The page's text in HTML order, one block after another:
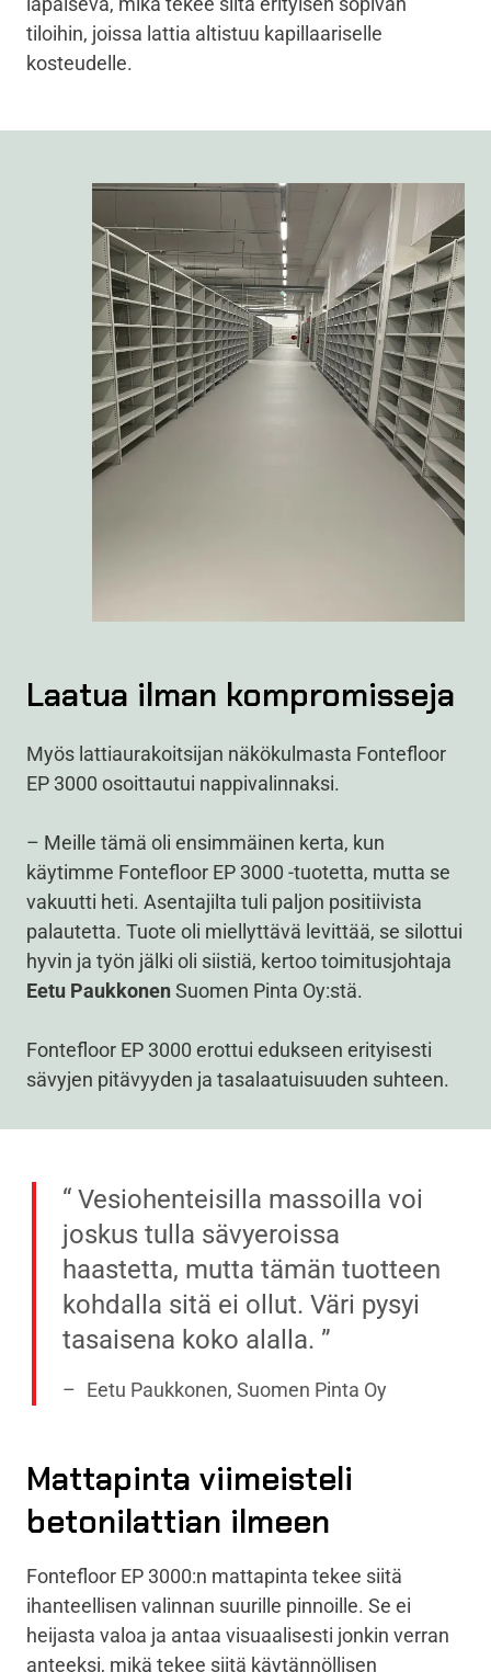
tiloihin, joissa lattia altistuu kapillaariselle
kosteudelle.
Laatua ilman kompromisseja
Myös lattiaurakoitsijan näkökulmasta Fontefloor
EP 3000 osoittautui nappivalinnaksi.
– Meille tämä oli ensimmäinen kerta, kun
käytimme Fontefloor EP 3000 -tuotetta, mutta se
vakuutti heti. Asentajilta tuli paljon positiivista
palautetta. Tuote oli miellyttävä levittää, se silottui
hyvin ja työn jälki oli siistiä, kertoo toimitusjohtaja
Eetu PaukkonenSuomen Pinta Oy:stä.
Fontefloor EP 3000 erottui edukseen erityisesti
sävyjen pitävyyden ja tasalaatuisuuden suhteen.
Vesiohenteisilla massoilla voi
joskus tulla sävyeroissa
haastetta, mutta tämän tuotteen
kohdalla sitä ei ollut. Väri pysyi
tasaisena koko alalla.
Eetu Paukkonen, Suomen Pinta Oy
Mattapinta viimeisteli
betonilattian ilmeen
Fontefloor EP 3000:n mattapinta tekee siitä
ihanteellisen valinnan suurille pinnoille. Se ei
heijasta valoa ja antaa visuaalisesti jonkin verran
anteeksi, mikä tekee siitä käytännöllisen